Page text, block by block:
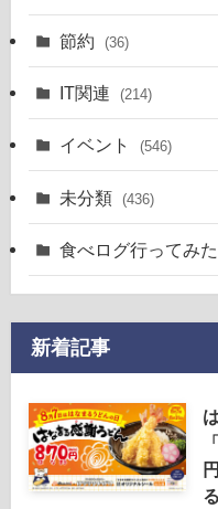
節約 (36)
IT関連 (214)
イベント (546)
未分類 (436)
食べログ行ってみた
新着記事